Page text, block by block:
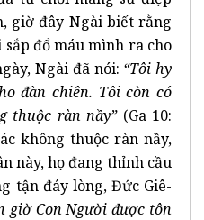
giờ đây Ngài biết rằng
đổ máu mình ra cho
Ngài đã nói: “Tôi hy
đàn chiên. Tôi còn có
thuộc ràn nầy” (Ga 10:
không thuộc ràn nầy,
này, họ đang thỉnh cầu
tận đáy lòng, Đức Giê-
giờ Con Người được tôn